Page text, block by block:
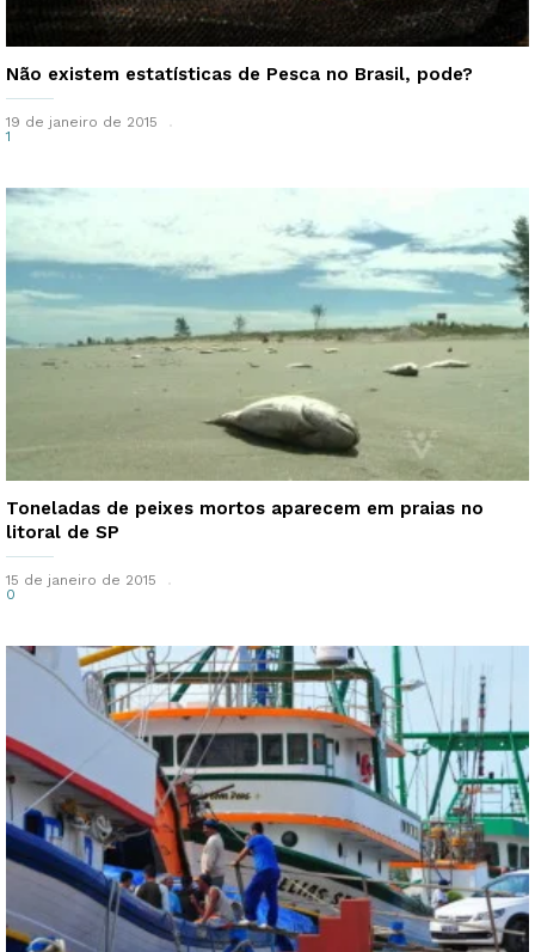
Não existem estatísticas de Pesca no Brasil, pode?
19 de janeiro de 2015
1
Toneladas de peixes mortos aparecem em praias no
litoral de SP
15 de janeiro de 2015
0